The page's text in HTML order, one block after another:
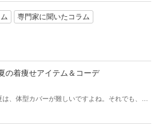
専門家に聞いたコラム
の着痩せアイテム＆コーデ
、体型カバーが難しいですよね。それでも、素